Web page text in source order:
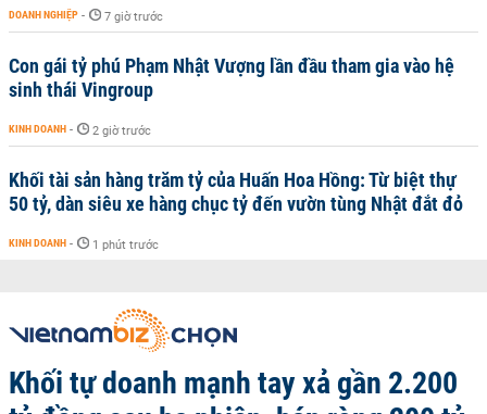
DOANH NGHIỆP - 7 giờ trước
Con gái tỷ phú Phạm Nhật Vượng lần đầu tham gia vào hệ
sinh thái Vingroup
KINH DOANH - 2 giờ trước
Khối tài sản hàng trăm tỷ của Huấn Hoa Hồng: Từ biệt thự
50 tỷ, dàn siêu xe hàng chục tỷ đến vườn tùng Nhật đắt đỏ
KINH DOANH - 1 phút trước
Khối tự doanh mạnh tay xả gần 2.200